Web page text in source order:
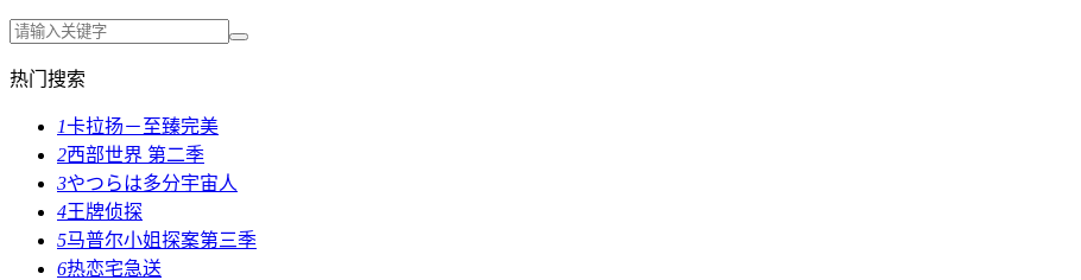
热门搜索
1卡拉扬－至臻完美
2西部世界 第二季
3やつらは多分宇宙人
4王牌侦探
5马普尔小姐探案第三季
6热恋宅急送